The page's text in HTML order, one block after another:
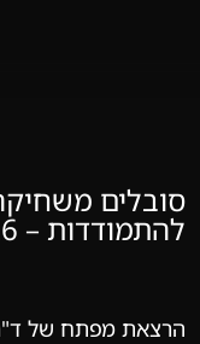
סובלים
להתמודדות – 14.10.26
הרצאת מפתח של